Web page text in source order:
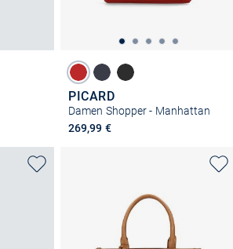
PICARD
Damen Shopper - Manhattan
269,99 €